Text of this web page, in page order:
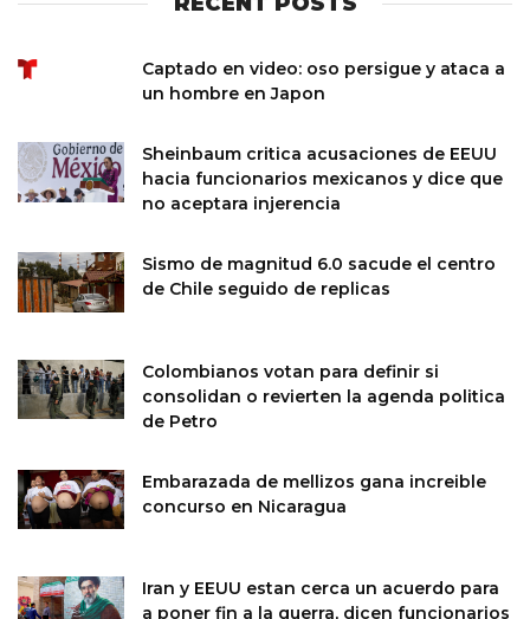
Captado en video: oso persigue y ataca a
un hombre en Japon
Sheinbaum critica acusaciones de EEUU
hacia funcionarios mexicanos y dice que
no aceptara injerencia
Sismo de magnitud 6.0 sacude el centro
de Chile seguido de replicas
Colombianos votan para definir si
consolidan o revierten la agenda politica
de Petro
Embarazada de mellizos gana increible
concurso en Nicaragua
Iran y EEUU estan cerca un acuerdo para
a poner fin a la guerra, dicen funcionarios